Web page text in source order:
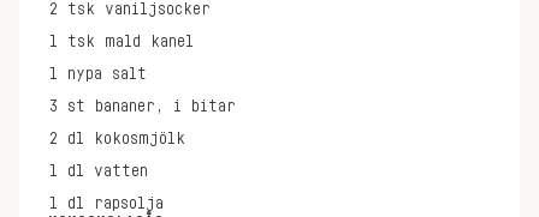
2 tsk
vaniljsocker
1 tsk
mald kanel
1 nypa
salt
3 st
bananer, i bitar
2 dl
kokosmjölk
1 dl
vatten
1 dl
rapsolja